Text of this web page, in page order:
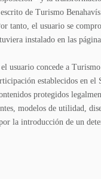
de Turismo
el usuario se
instalado en las
usuario concede a
establecidos en el
protegidos
modelos de utilidad,
la introducción de un